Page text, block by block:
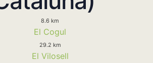
8.6 km
El Cogul
29.2 km
El Vilosell